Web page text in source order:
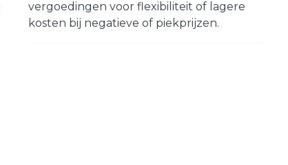
vergoedingen voor flexibiliteit of lagere
kosten bij negatieve of piekprijzen.